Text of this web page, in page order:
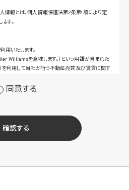
情報とは、個人情報保護法第2条第1項により定
す。
用いたします。
Williamsを意味します。）という用語が含まれた
）を利用して当社が行う不動産売買及び賃貸に関す
ドのライセンスを行う対象となる事業者（サブラ
ため
リシー等（以下「規約等」といいます。）に違反す
同意する
確認する